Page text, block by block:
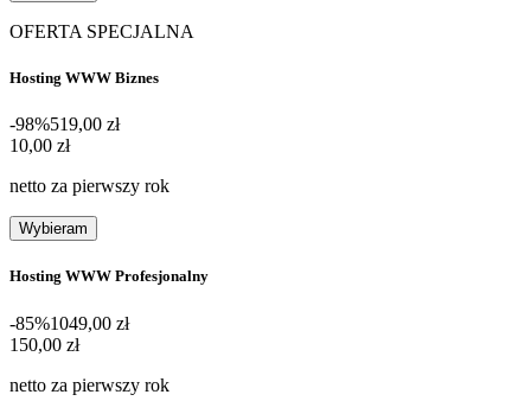
OFERTA SPECJALNA
Hosting WWW Biznes
-98%519,00 zł
10,00 zł
10,00 zł
netto za pierwszy rok
Wybieram
Hosting WWW Profesjonalny
-85%1049,00 zł
150,00 zł
150,00 zł
netto za pierwszy rok